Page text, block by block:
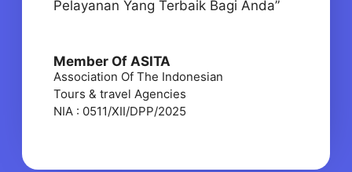
Pelayanan Yang Terbaik Bagi Anda”
Member Of ASITA
Association Of The Indonesian
Tours & travel Agencies
NIA : 0511/XII/DPP/2025